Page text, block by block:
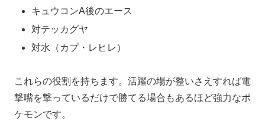
キュウコンA後のエース
対テッカグヤ
対水（カプ・レヒレ）
これらの役割を持ちます。活躍の場が整いさえすれば電
撃嘴を撃っているだけで勝てる場合もあるほど強力なポ
ケモンです。